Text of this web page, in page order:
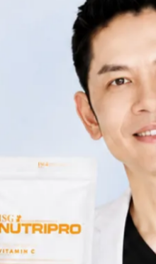
可，長時間戶外活動則可選
線，避免肌膚老化
感舒適，避免毛孔堵塞、減